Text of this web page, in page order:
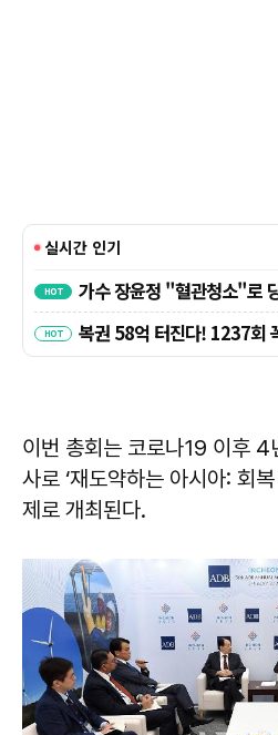
이번 총회는 코로나19 이후 4
사로 ‘재도약하는 아시아: 회
제로 개최된다.